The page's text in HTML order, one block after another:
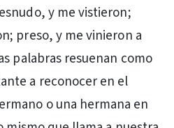
y me vistieron;
preso, y me vinieron a
palabras resuenan como
a reconocer en el
o una hermana en